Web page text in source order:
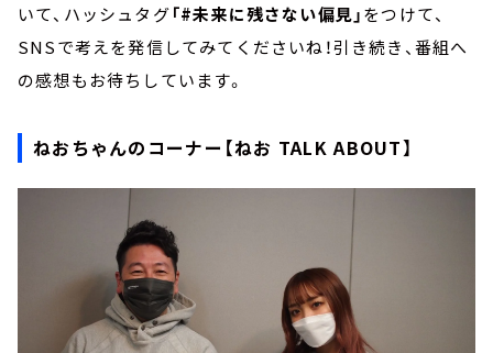
いて、ハッシュタグ「#未来に残さない偏見」をつけて、
SNSで考えを発信してみてくださいね！引き続き、番組へ
の感想もお待ちしています。
ねおちゃんのコーナー【ねお TALK ABOUT】